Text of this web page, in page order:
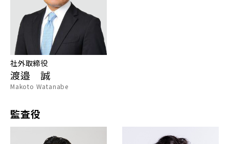
社外取締役
渡邉 誠
Makoto Watanabe
監査役